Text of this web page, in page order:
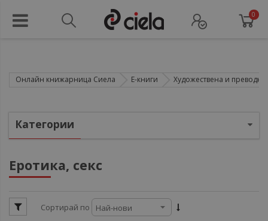
0
Онлайн книжарница Сиела Е-книги Художествена и преводна
Еротика, секс
Сортирай по
Категории